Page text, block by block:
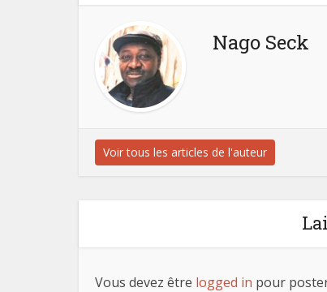
Nago Seck
Voir tous les articles de l'auteur
Vous devez être logged in pour